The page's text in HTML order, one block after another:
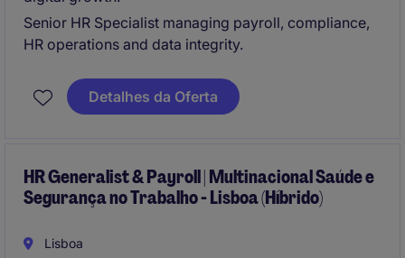
Senior HR Specialist managing payroll, compliance,
HR operations and data integrity.
Detalhes da Oferta
HR Generalist & Payroll | Multinacional Saúde e
Segurança no Trabalho - Lisboa (Híbrido)
Lisboa